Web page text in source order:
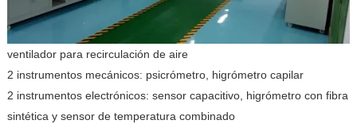
ventilador para recirculación de aire
2 instrumentos mecánicos: psicrómetro, higrómetro capilar
2 instrumentos electrónicos: sensor capacitivo, higrómetro con fibra
sintética y sensor de temperatura combinado